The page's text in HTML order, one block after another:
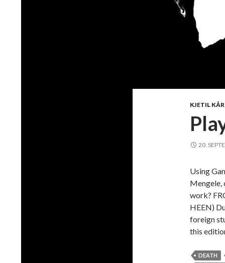
KJETIL
20.
Using
Mengele,
work?
HEEN)
foreign
this
DEATH